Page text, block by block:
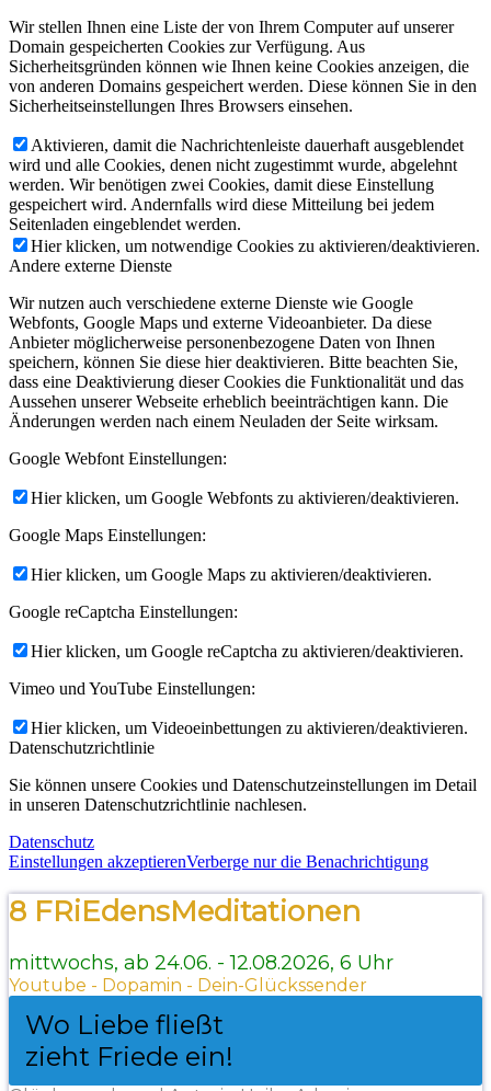
Wir stellen Ihnen eine Liste der von Ihrem Computer auf unserer
Domain gespeicherten Cookies zur Verfügung. Aus
Sicherheitsgründen können wie Ihnen keine Cookies anzeigen, die
von anderen Domains gespeichert werden. Diese können Sie in den
Sicherheitseinstellungen Ihres Browsers einsehen.
Aktivieren, damit die Nachrichtenleiste dauerhaft ausgeblendet
wird und alle Cookies, denen nicht zugestimmt wurde, abgelehnt
werden. Wir benötigen zwei Cookies, damit diese Einstellung
gespeichert wird. Andernfalls wird diese Mitteilung bei jedem
Seitenladen eingeblendet werden.
Hier klicken, um notwendige Cookies zu aktivieren/deaktivieren.
Andere externe Dienste
Wir nutzen auch verschiedene externe Dienste wie Google
Webfonts, Google Maps und externe Videoanbieter. Da diese
Anbieter möglicherweise personenbezogene Daten von Ihnen
speichern, können Sie diese hier deaktivieren. Bitte beachten Sie,
dass eine Deaktivierung dieser Cookies die Funktionalität und das
Aussehen unserer Webseite erheblich beeinträchtigen kann. Die
Änderungen werden nach einem Neuladen der Seite wirksam.
Google Webfont Einstellungen:
Hier klicken, um Google Webfonts zu aktivieren/deaktivieren.
Google Maps Einstellungen:
Hier klicken, um Google Maps zu aktivieren/deaktivieren.
Google reCaptcha Einstellungen:
Hier klicken, um Google reCaptcha zu aktivieren/deaktivieren.
Vimeo und YouTube Einstellungen:
Hier klicken, um Videoeinbettungen zu aktivieren/deaktivieren.
Datenschutzrichtlinie
Sie können unsere Cookies und Datenschutzeinstellungen im Detail
in unseren Datenschutzrichtlinie nachlesen.
Datenschutz
Einstellungen akzeptierenVerberge nur die Benachrichtigung
8 FRiEdensMeditationen
mittwochs, ab 24.06. - 12.08.2026, 6 Uhr
Youtube - Dopamin - Dein-Glückssender
Wo Liebe fließt
zieht Friede ein!